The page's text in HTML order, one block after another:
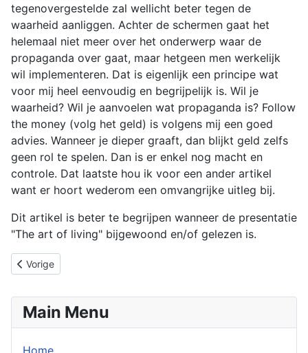
Main Menu
tegenovergestelde zal wellicht beter tegen de
waarheid aanliggen. Achter de schermen gaat het
helemaal niet meer over het onderwerp waar de
propaganda over gaat, maar hetgeen men werkelijk
wil implementeren. Dat is eigenlijk een principe wat
voor mij heel eenvoudig en begrijpelijk is. Wil je
waarheid? Wil je aanvoelen wat propaganda is? Follow
the money (volg het geld) is volgens mij een goed
advies. Wanneer je dieper graaft, dan blijkt geld zelfs
geen rol te spelen. Dan is er enkel nog macht en
controle. Dat laatste hou ik voor een ander artikel
want er hoort wederom een omvangrijke uitleg bij.
Dit artikel is beter te begrijpen wanneer de presentatie
"The art of living" bijgewoond en/of gelezen is.
Vorig artikel: The metaverse
Vorige